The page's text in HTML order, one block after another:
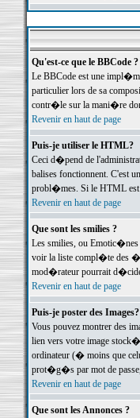
Qu'est-ce que le BBCode ?
Le BBCode est une
particulier lors de sa
contr�le sur la mani�re
Revenir en haut de page
Puis-je utiliser le HTML?
Ceci d�pend de
balises fonctionnent. C'est
probl�mes. Si le HTML est
Revenir en haut de page
Que sont les smilies ?
Les smilies, ou Emotic�nes
voir la liste compl�te des
mod�rateur pourrait
Revenir en haut de page
Puis-je poster des Images?
Vous pouvez montrer des
lien vers votre image
ordinateur (� moins que
prot�g�s par mot de
Revenir en haut de page
Que sont les Annonces ?